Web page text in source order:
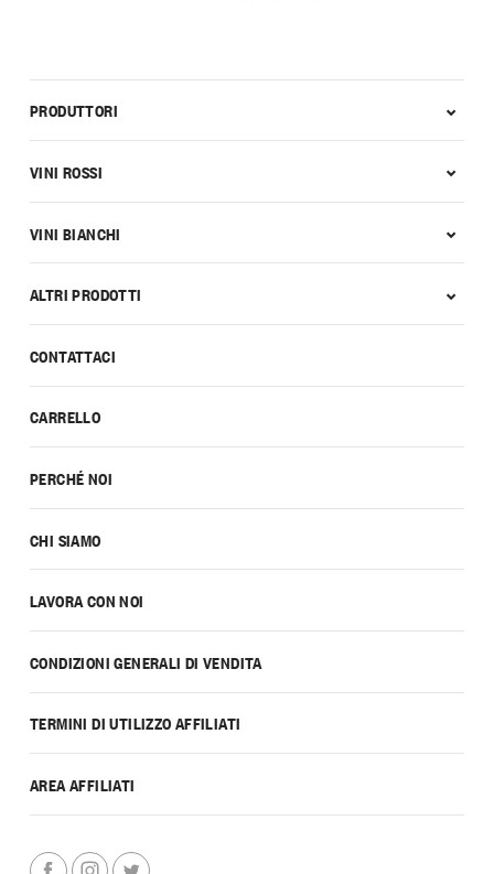
CONTATTACI
CARRELLO
PERCHÉ NOI
CHI SIAMO
LAVORA CON NOI
CONDIZIONI GENERALI DI VENDITA
TERMINI DI UTILIZZO AFFILIATI
AREA AFFILIATI
PRODUTTORI
VINI ROSSI
VINI BIANCHI
ALTRI PRODOTTI